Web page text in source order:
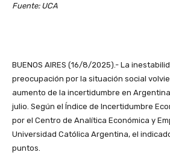
Fuente: UCA
BUENOS AIRES (16/8/2025).- La
preocupación por la situación social
aumento de la incertidumbre en
julio. Según el Índice de Incertidumbre
por el Centro de Analítica Económica y
Universidad Católica Argentina, el
puntos.